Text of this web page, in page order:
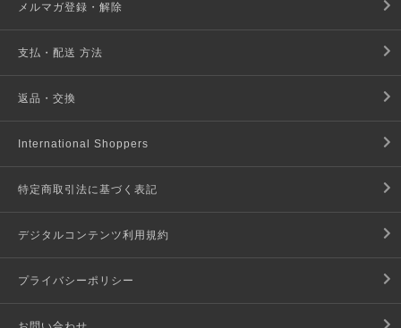
メルマガ登録・解除
支払・配送 方法
返品・交換
International Shoppers
特定商取引法に基づく表記
デジタルコンテンツ利用規約
プライバシーポリシー